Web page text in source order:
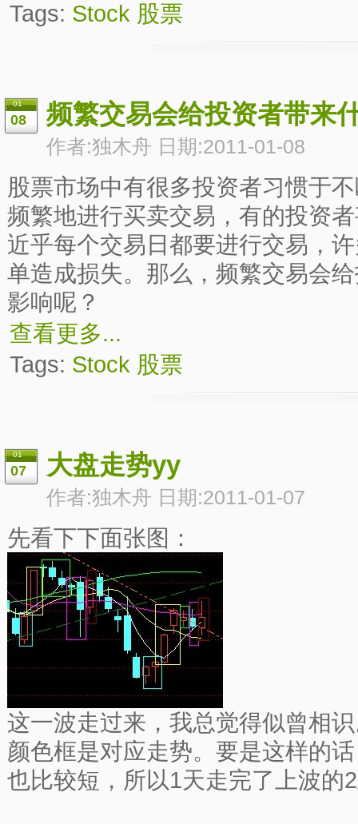
Tags: Stock 股票
01
08 频繁交易会给投资者带来
作者:独木舟 日期:2011-01-08
股票市场中有很多投资者习惯于
频繁地进行买卖交易，有的投资
近乎每个交易日都要进行交易，
单造成损失。那么，频繁交易会
影响呢？
查看更多...
Tags: Stock 股票
01
07 大盘走势yy
作者:独木舟 日期:2011-01-07
先看下下面张图：
这一波走过来，我总觉得似曾相
颜色框是对应走势。要是这样的
也比较短，所以1天走完了上波的